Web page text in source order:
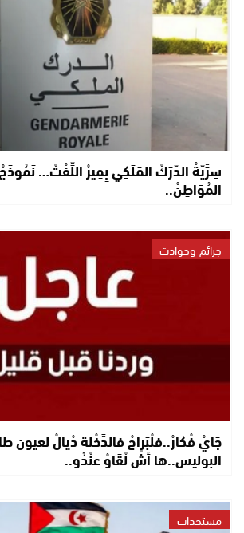
سِرِّيَّةْ الدَّرَكْ المَلَكِي بِمِيرْ اللِّفْتْ…
المُوَاطِنْ..
جرائم وحوادث
جَايْ فْكَارْ..فَلْبَراجْ فالدَّخْلَة دْيالْ لعيون
البوليس..هَا أشْ لْقَاوْ عَنْدُو..
مستجدات